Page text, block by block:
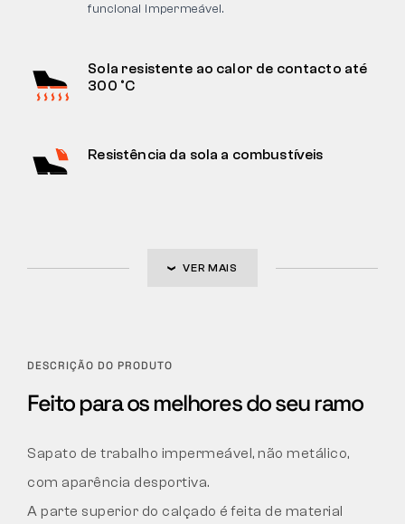
funcional impermeável.
Sola resistente ao calor de contacto até
300 °C
Resistência da sola a combustíveis
VER MAIS
DESCRIÇÃO DO PRODUTO
Feito para os melhores do seu ramo
Sapato de trabalho impermeável, não metálico,
com aparência desportiva.
A parte superior do calçado é feita de material